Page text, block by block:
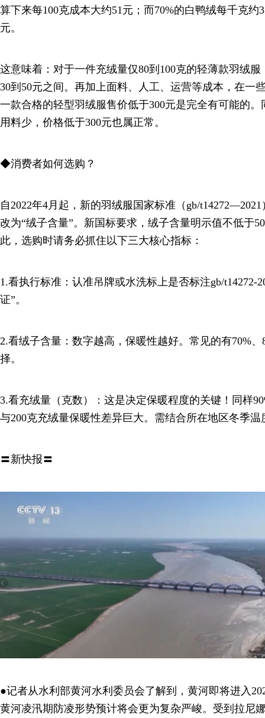
算下来每100克成本大约51元；而70%的白鸭绒每千克约
元。
这意味着：对于一件充绒量仅80到100克的轻薄款羽绒
30到50元之间。再加上面料、人工、运营等成本，在一
一款合格的轻型羽绒服售价低于300元是完全有可能的
用料少，价格低于300元也属正常。
◆消费者如何选购？
自2022年4月起，新的羽绒服国家标准（gb/
改为“绒子含量”。新国标要求，绒子含量明示值不低于
此，选购时请务必抓住以下三大核心指标：
1.看执行标准：认准吊牌或水洗标上是否标注gb/t14272-
证”。
2.看绒子含量：数字越高，保暖性越好。常见的有70%
择。
3.看充绒量（克数）：这是决定保暖程度的关键！同样
与200克充绒量保暖性差异巨大。需结合所在地区冬季温
〓新快报〓
●记者从水利部黄河水利委员会了解到，黄河即将进入
黄河凌汛期防凌形势预计将会更为复杂严峻。受到拉尼